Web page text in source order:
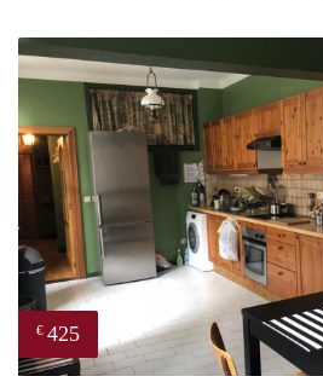
€ 425